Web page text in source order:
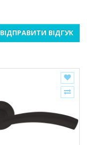
ВІДПРАВИТИ ВІДГУК